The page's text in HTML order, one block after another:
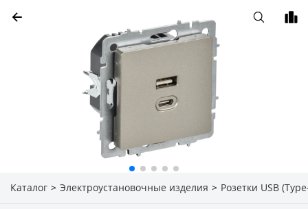
Каталог > Электроустановочные изделия > Розетки USB